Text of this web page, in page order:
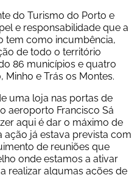
do Turismo do Porto e
e responsabilidade que a
tem como incumbência,
de todo o território
86 municípios e quatro
e Trás os Montes.
uma loja nas portas de
aeroporto Francisco Sá
aqui é dar o máximo de
ação já estava prevista com
de reuniões que
onde estamos a ativar
realizar algumas ações de